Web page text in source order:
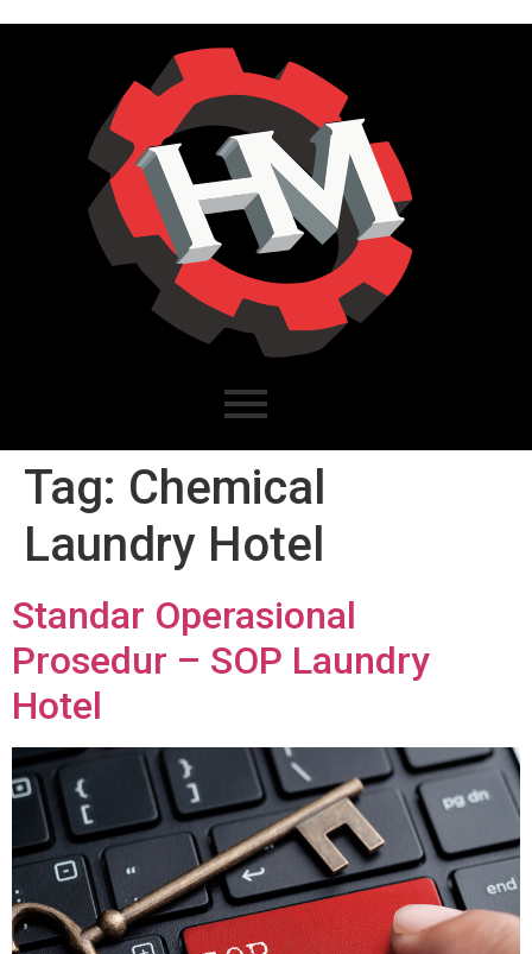
Tag: Chemical
Laundry Hotel
Standar Operasional
Prosedur – SOP Laundry
Hotel